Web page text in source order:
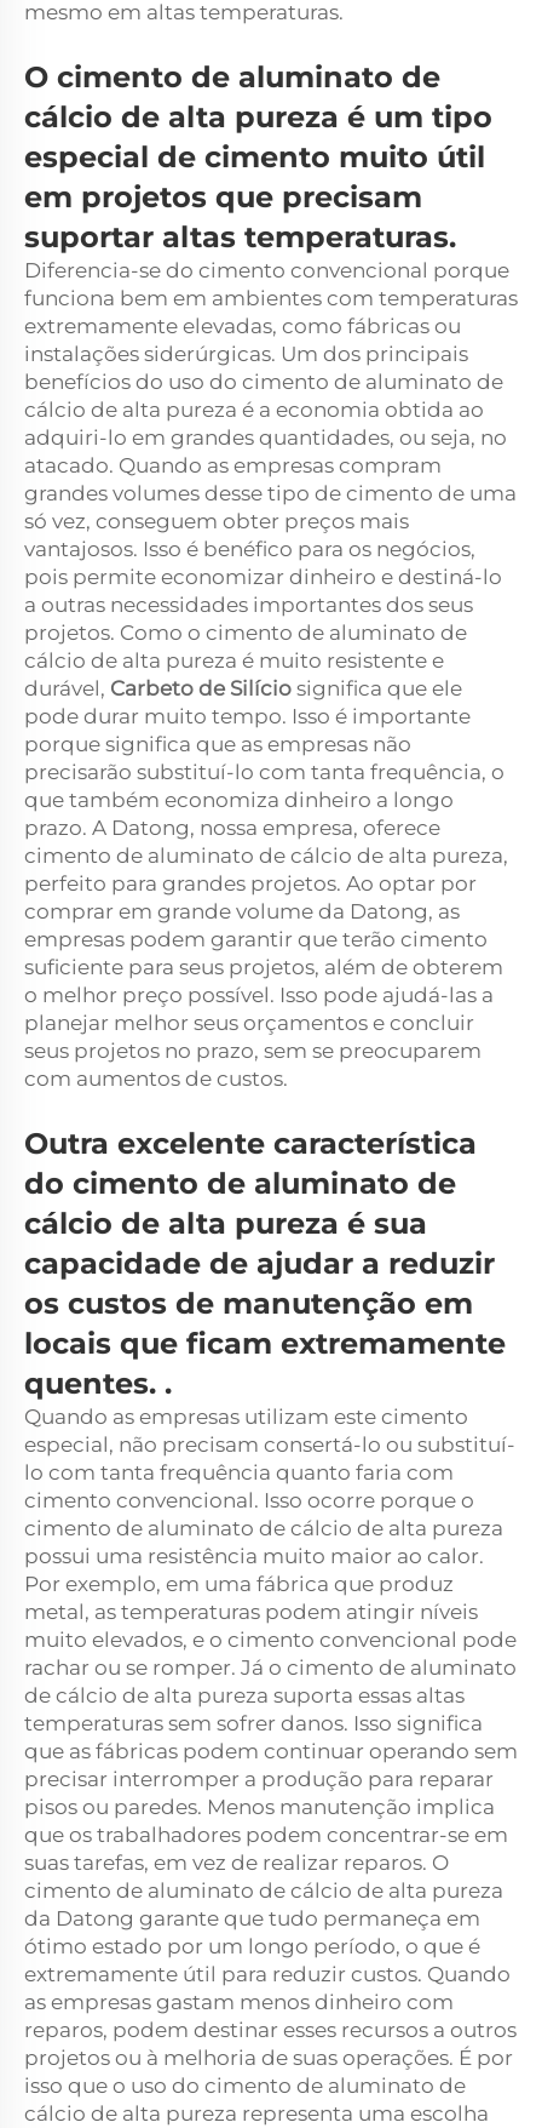
mesmo em altas temperaturas.
O cimento de aluminato de
cálcio de alta pureza é um tipo
especial de cimento muito útil
em projetos que precisam
suportar altas temperaturas.
Diferencia-se do cimento convencional porque
funciona bem em ambientes com temperaturas
extremamente elevadas, como fábricas ou
instalações siderúrgicas. Um dos principais
benefícios do uso do cimento de aluminato de
cálcio de alta pureza é a economia obtida ao
adquiri-lo em grandes quantidades, ou seja, no
atacado. Quando as empresas compram
grandes volumes desse tipo de cimento de uma
só vez, conseguem obter preços mais
vantajosos. Isso é benéfico para os negócios,
pois permite economizar dinheiro e destiná-lo
a outras necessidades importantes dos seus
projetos. Como o cimento de aluminato de
cálcio de alta pureza é muito resistente e
durável, Carbeto de Silício significa que ele
pode durar muito tempo. Isso é importante
porque significa que as empresas não
precisarão substituí-lo com tanta frequência, o
que também economiza dinheiro a longo
prazo. A Datong, nossa empresa, oferece
cimento de aluminato de cálcio de alta pureza,
perfeito para grandes projetos. Ao optar por
comprar em grande volume da Datong, as
empresas podem garantir que terão cimento
suficiente para seus projetos, além de obterem
o melhor preço possível. Isso pode ajudá-las a
planejar melhor seus orçamentos e concluir
seus projetos no prazo, sem se preocuparem
com aumentos de custos.
Outra excelente característica
do cimento de aluminato de
cálcio de alta pureza é sua
capacidade de ajudar a reduzir
os custos de manutenção em
locais que ficam extremamente
quentes. .
Quando as empresas utilizam este cimento
especial, não precisam consertá-lo ou substituí-
lo com tanta frequência quanto faria com
cimento convencional. Isso ocorre porque o
cimento de aluminato de cálcio de alta pureza
possui uma resistência muito maior ao calor.
Por exemplo, em uma fábrica que produz
metal, as temperaturas podem atingir níveis
muito elevados, e o cimento convencional pode
rachar ou se romper. Já o cimento de aluminato
de cálcio de alta pureza suporta essas altas
temperaturas sem sofrer danos. Isso significa
que as fábricas podem continuar operando sem
precisar interromper a produção para reparar
pisos ou paredes. Menos manutenção implica
que os trabalhadores podem concentrar-se em
suas tarefas, em vez de realizar reparos. O
cimento de aluminato de cálcio de alta pureza
da Datong garante que tudo permaneça em
ótimo estado por um longo período, o que é
extremamente útil para reduzir custos. Quando
as empresas gastam menos dinheiro com
reparos, podem destinar esses recursos a outros
projetos ou à melhoria de suas operações. É por
isso que o uso do cimento de aluminato de
cálcio de alta pureza representa uma escolha